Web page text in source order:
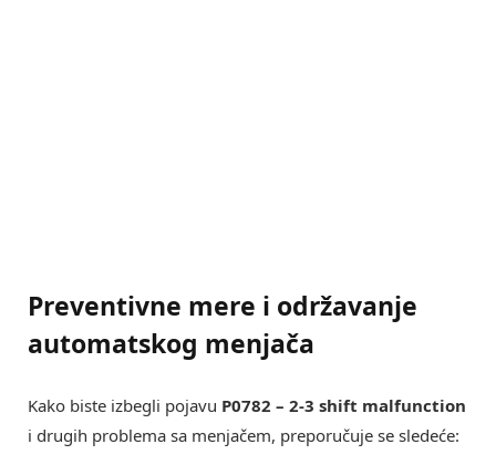
Preventivne mere i održavanje
automatskog menjača
Kako biste izbegli pojavu P0782 – 2-3 shift malfunction
i drugih problema sa menjačem, preporučuje se sledeće: